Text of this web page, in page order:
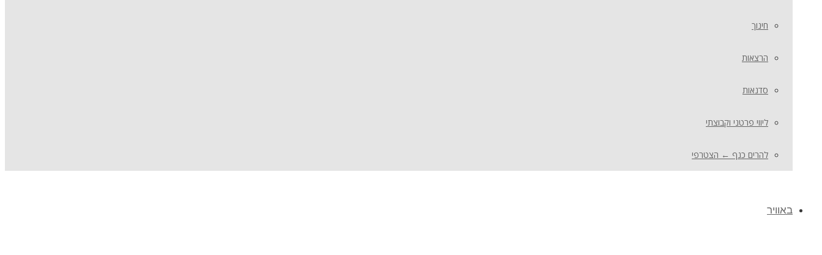
חינוך
הרצאות
סדנאות
ליווי פרטני וקבוצתי
להרים כנף ← הצטרפי
באוויר